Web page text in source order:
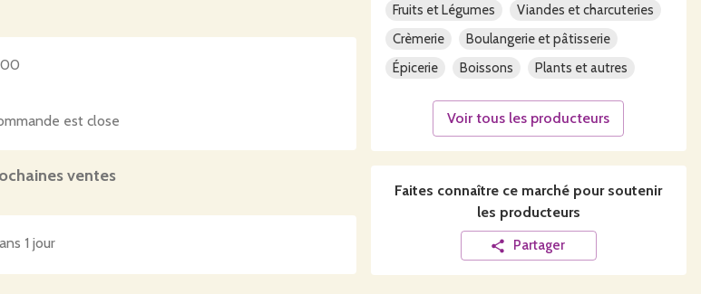
est close
ventes
1 jour
Fruits et Légumes
Viandes et charcuteries
Crèmerie
Boulangerie et pâtisserie
Épicerie
Boissons Plants et autres
Voir tous les producteurs
Faites connaître ce marché pour soutenir
les producteurs
Partager